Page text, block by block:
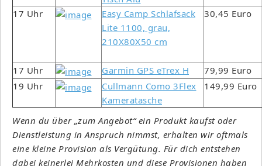
17 Uhr
Easy Camp Schlafsack
Lite 1100, grau,
210X80X50 cm
30,45 Euro
17 Uhr Garmin GPS eTrex H
79,99 Euro
19 Uhr
Cullmann Como 3Flex
Kameratasche
149,99 Euro
Wenn du über „zum Angebot“ ein Produkt kaufst oder
Dienstleistung in Anspruch nimmst, erhalten wir oftmals
eine kleine Provision als Vergütung. Für dich entstehen
dabei keinerlei Mehrkosten und diese Provisionen haben